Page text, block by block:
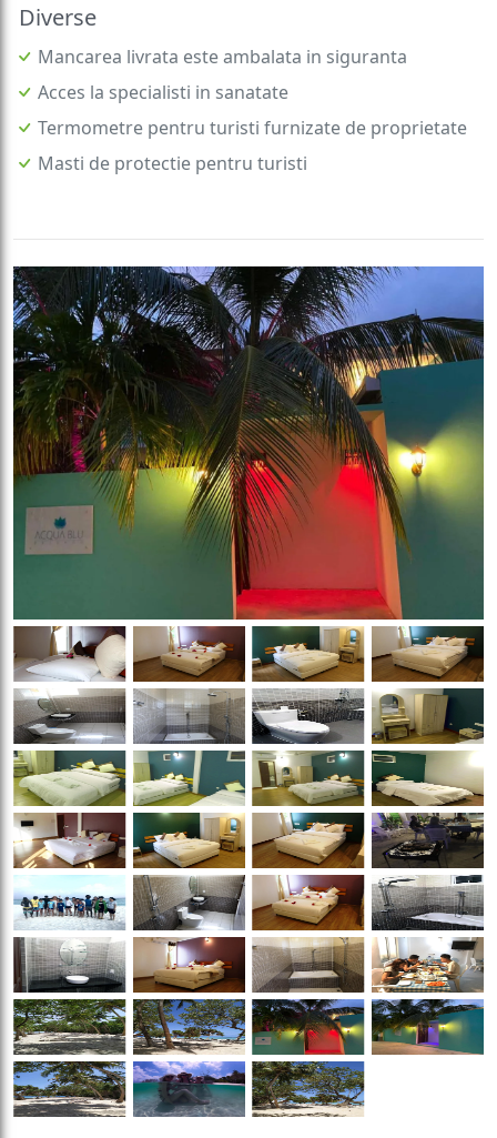
Diverse
Mancarea livrata este ambalata in siguranta
Acces la specialisti in sanatate
Termometre pentru turisti furnizate de proprietate
Masti de protectie pentru turisti